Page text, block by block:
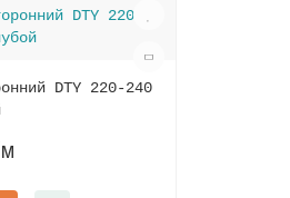
DTY 220-240